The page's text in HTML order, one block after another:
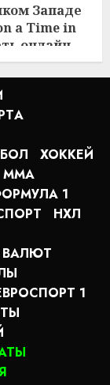
Западе
a Time in
онлайн
ХОККЕЙ
MMA
1
НХЛ
ВАЛЮТ
1